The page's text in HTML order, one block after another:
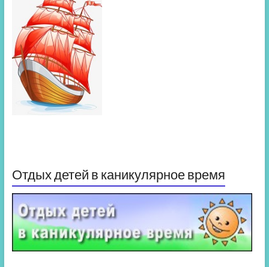
Отдых детей в каникулярное время